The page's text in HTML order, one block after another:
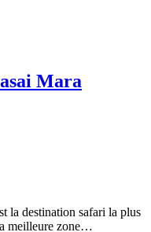
Mara
la destination safari la plus
meilleure zone